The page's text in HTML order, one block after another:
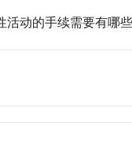
活动的手续需要有哪